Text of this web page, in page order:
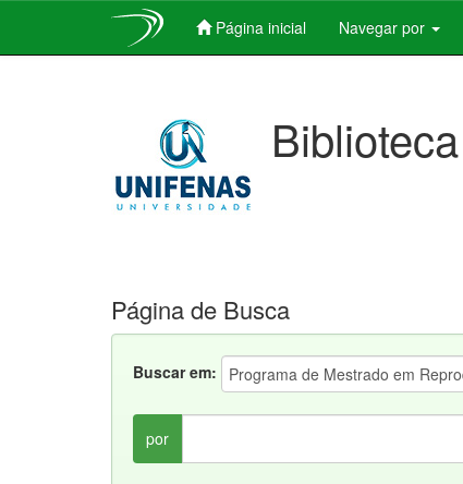
Página inicial Navegar por
Página de Busca
Buscar em:
por